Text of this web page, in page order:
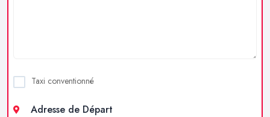
Taxi conventionné
Adresse de Départ